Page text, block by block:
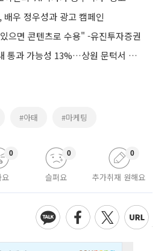
우 정우성과 광고 캠페인
으면 콘텐츠로 수용" -유진투자증권
美 클래리티 법안 연내 통과 가능성 13%…상원 문턱서 제동
#아태 #마케팅
0
슬퍼요
0
추가취재 원해요
0